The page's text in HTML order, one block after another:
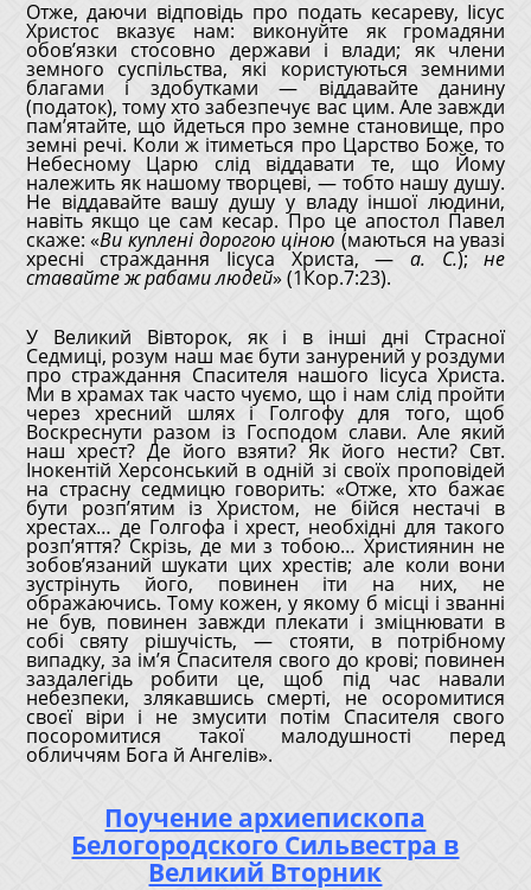
Отже, даючи відповідь про подать кесареву, Іісус
Христос вказує нам: виконуйте як громадяни
обов’язки стосовно держави і влади; як члени
земного суспільства, які користуються земними
благами і здобутками — віддавайте данину
(податок), тому хто забезпечує вас цим. Але завжди
пам’ятайте, що йдеться про земне становище, про
земні речі. Коли ж ітиметься про Царство Боже, то
Небесному Царю слід віддавати те, що Йому
належить як нашому творцеві, — тобто нашу душу.
Не віддавайте вашу душу у владу іншої людини,
навіть якщо це сам кесар. Про це апостол Павел
скаже: «Ви куплені дорогою ціною (маються на увазі
хресні страждання Іісуса Христа, — а. С.);не
ставайте ж рабами людей» (1Кор.7:23).
У Великий Вівторок, як і в інші дні Страсної
Седмиці, розум наш має бути занурений у роздуми
про страждання Спасителя нашого Іісуса Христа.
Ми в храмах так часто чуємо, що і нам слід пройти
через хресний шлях і Голгофу для того, щоб
Воскреснути разом із Господом слави. Але який
наш хрест? Де його взяти? Як його нести? Свт.
Інокентій Херсонський в одній зі своїх проповідей
на страсну седмицю говорить: «Отже, хто бажає
бути розп’ятим із Христом, не бійся нестачі в
хрестах… де Голгофа і хрест, необхідні для такого
розп’яття? Скрізь, де ми з тобою… Християнин не
зобов’язаний шукати цих хрестів; але коли вони
зустрінуть його, повинен іти на них, не
ображаючись. Тому кожен, у якому б місці і званні
не був, повинен завжди плекати і зміцнювати в
собі святу рішучість, — стояти, в потрібному
випадку, за ім’я Спасителя свого до крові; повинен
заздалегідь робити це, щоб під час навали
небезпеки, злякавшись смерті, не осоромитися
своєї віри і не змусити потім Спасителя свого
посоромитися такої малодушності перед
обличчям Бога й Ангелів».
Поучение архиепископа
Белогородского Сильвестра в
Великий Вторник